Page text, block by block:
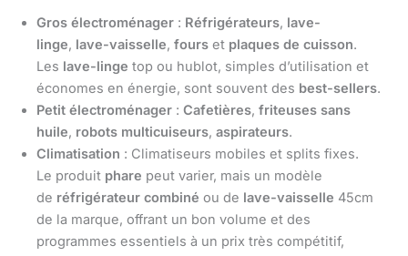
Gros électroménager : Réfrigérateurs, lave-
linge, lave-vaisselle, fours et plaques de cuisson.
Les lave-linge top ou hublot, simples d’utilisation et
économes en énergie, sont souvent des best-sellers.
Petit électroménager : Cafetières, friteuses sans
huile, robots multicuiseurs, aspirateurs.
Climatisation : Climatiseurs mobiles et splits fixes.
Le produit phare peut varier, mais un modèle
de réfrigérateur combiné ou de lave-vaisselle 45cm
de la marque, offrant un bon volume et des
programmes essentiels à un prix très compétitif,